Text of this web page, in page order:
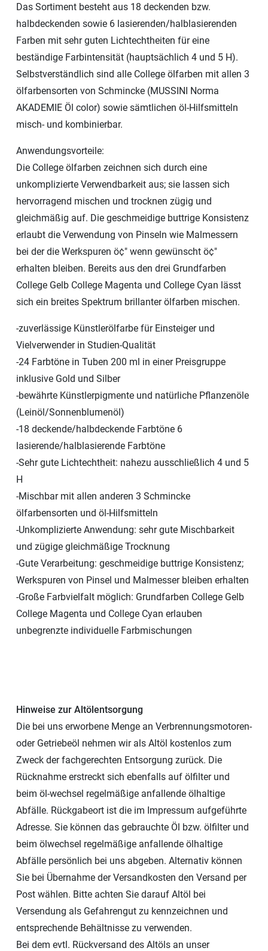
Das Sortiment besteht aus 18 deckenden bzw.
halbdeckenden sowie 6 lasierenden/halblasierenden
Farben mit sehr guten Lichtechtheiten für eine
beständige Farbintensität (hauptsächlich 4 und 5 H).
Selbstverständlich sind alle College ölfarben mit allen 3
ölfarbensorten von Schmincke (MUSSINI Norma
AKADEMIE Öl color) sowie sämtlichen öl-Hilfsmitteln
misch- und kombinierbar.
Anwendungsvorteile:
Die College ölfarben zeichnen sich durch eine
unkomplizierte Verwendbarkeit aus; sie lassen sich
hervorragend mischen und trocknen zügig und
gleichmäßig auf. Die geschmeidige buttrige Konsistenz
erlaubt die Verwendung von Pinseln wie Malmessern
bei der die Werkspuren ö¢" wenn gewünscht ö¢"
erhalten bleiben. Bereits aus den drei Grundfarben
College Gelb College Magenta und College Cyan lässt
sich ein breites Spektrum brillanter ölfarben mischen.
-zuverlässige Künstlerölfarbe für Einsteiger und
Vielverwender in Studien-Qualität
-24 Farbtöne in Tuben 200 ml in einer Preisgruppe
inklusive Gold und Silber
-bewährte Künstlerpigmente und natürliche Pflanzenöle
(Leinöl/Sonnenblumenöl)
-18 deckende/halbdeckende Farbtöne 6
lasierende/halblasierende Farbtöne
-Sehr gute Lichtechtheit: nahezu ausschließlich 4 und 5
H
-Mischbar mit allen anderen 3 Schmincke
ölfarbensorten und öl-Hilfsmitteln
-Unkomplizierte Anwendung: sehr gute Mischbarkeit
und zügige gleichmäßige Trocknung
-Gute Verarbeitung: geschmeidige buttrige Konsistenz;
Werkspuren von Pinsel und Malmesser bleiben erhalten
-Große Farbvielfalt möglich: Grundfarben College Gelb
College Magenta und College Cyan erlauben
unbegrenzte individuelle Farbmischungen
Hinweise zur Altölentsorgung
Die bei uns erworbene Menge an Verbrennungsmotoren-
oder Getriebeöl nehmen wir als Altöl kostenlos zum
Zweck der fachgerechten Entsorgung zurück. Die
Rücknahme erstreckt sich ebenfalls auf ölfilter und
beim öl-wechsel regelmäßige anfallende ölhaltige
Abfälle. Rückgabeort ist die im Impressum aufgeführte
Adresse. Sie können das gebrauchte Öl bzw. ölfilter und
beim ölwechsel regelmäßige anfallende ölhaltige
Abfälle persönlich bei uns abgeben. Alternativ können
Sie bei Übernahme der Versandkosten den Versand per
Post wählen. Bitte achten Sie darauf Altöl bei
Versendung als Gefahrengut zu kennzeichnen und
entsprechende Behältnisse zu verwenden.
Bei dem evtl. Rückversand des Altöls an unser